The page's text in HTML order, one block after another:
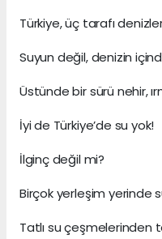
Türkiye, üç tarafı
Suyun değil, denizin
Üstünde bir sürü nehir,
İyi de Türkiye’de su yok!
İlginç değil mi?
Birçok yerleşim yerinde
Tatlı su çeşmelerinden